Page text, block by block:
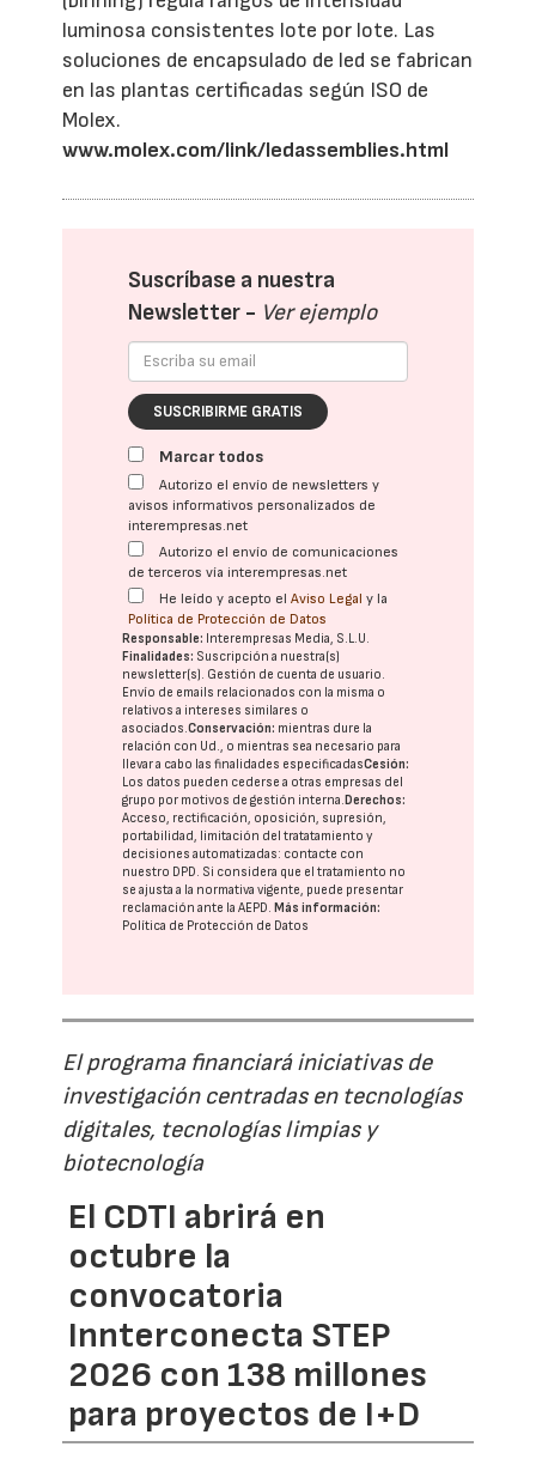
luminosa consistentes lote por lote. Las
soluciones de encapsulado de led se fabrican
en las plantas certificadas según ISO de
Molex.
www.molex.com/link/ledassemblies.html
Suscríbase a nuestra
Newsletter - Ver ejemplo
SUSCRIBIRME GRATIS
Marcar todos
Autorizo el envío de newsletters y
avisos informativos personalizados de
interempresas.net
Autorizo el envío de comunicaciones
de terceros vía interempresas.net
He leído y acepto elAviso Legal y la
Política de Protección de Datos
Responsable: Interempresas Media, S.L.U.
Finalidades: Suscripción a nuestra(s)
newsletter(s). Gestión de cuenta de usuario.
Envío de emails relacionados con la misma o
relativos a intereses similares o
asociados.Conservación: mientras dure la
relación con Ud., o mientras sea necesario para
llevar a cabo las finalidades especificadasCesión:
Los datos pueden cederse a otras empresas del
grupo por motivos de gestión interna.Derechos:
Acceso, rectificación, oposición, supresión,
portabilidad, limitación del tratatamiento y
decisiones automatizadas: contacte con
nuestro DPD. Si considera que el tratamiento no
se ajusta a la normativa vigente, puede presentar
reclamación ante laAEPD.Más información:
Política de Protección de Datos
El programa financiará iniciativas de
investigación centradas en tecnologías
digitales, tecnologías limpias y
biotecnología
El CDTI abrirá en
octubre la
convocatoria
Innterconecta STEP
2026 con 138 millones
para proyectos de I+D